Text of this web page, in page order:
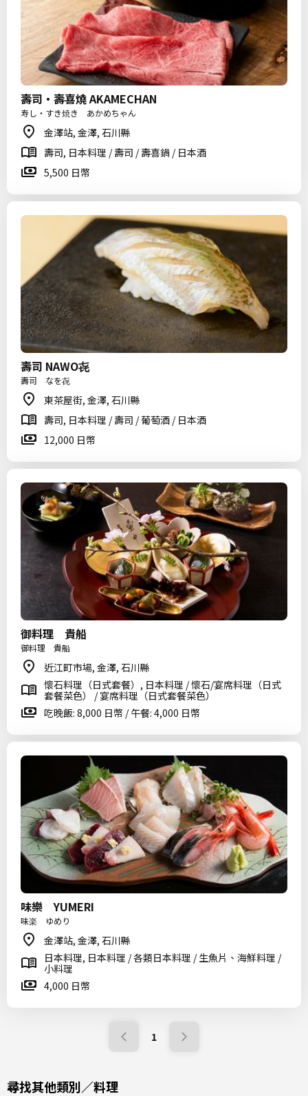
壽司・壽喜燒 AKAMECHAN
寿し・すき焼き あかめちゃん
金澤站, 金澤, 石川縣
壽司, 日本料理 / 壽司 / 壽喜鍋 / 日本酒
5,500 日幣
壽司 NAWO㐂
壽司 なを㐂
東茶屋街, 金澤, 石川縣
壽司, 日本料理 / 壽司 / 葡萄酒 / 日本酒
12,000 日幣
御料理 貴船
御料理 貴船
近江町市場, 金澤, 石川縣
懷石料理（日式套餐）, 日本料理 / 懷石/宴席料理（日式
套餐菜色） / 宴席料理（日式套餐菜色）
吃晚飯: 8,000 日幣 / 午餐: 4,000 日幣
味樂 YUMERI
味楽 ゆめり
金澤站, 金澤, 石川縣
日本料理, 日本料理 / 各類日本料理 / 生魚片、海鮮料理 /
小料理
4,000 日幣
1
尋找其他類別／料理